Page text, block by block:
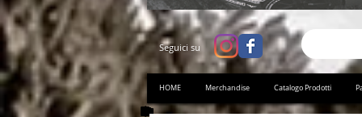
Seguici su
HOME Merchandise Catalogo Prodotti